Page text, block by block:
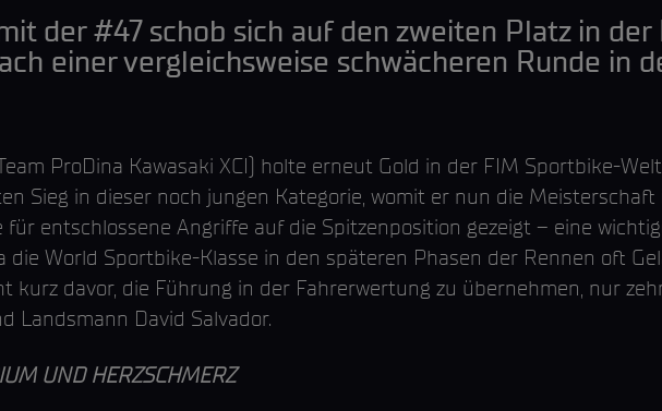
der #47 schob sich auf den zweiten Platz in
einer vergleichsweise schwächeren Runde in
ProDina Kawasaki XCI) holte erneut Gold in der FIM Sportbike-
Sieg in dieser noch jungen Kategorie, womit er nun die
für entschlossene Angriffe auf die Spitzenposition gezeigt – eine
die World Sportbike-Klasse in den späteren Phasen der Rennen oft
kurz davor, die Führung in der Fahrerwertung zu übernehmen, nur
Landsmann David Salvador.
UND HERZSCHMERZ